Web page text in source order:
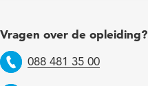
Vragen over de opleiding?
Telefoon
088 481 35 00